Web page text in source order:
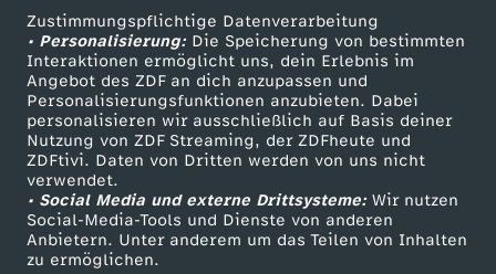
Zustimmungspflichtige Datenverarbeitung
• Personalisierung:Die Speicherung von bestimmten
Interaktionen ermöglicht uns, dein Erlebnis im
Angebot des ZDF an dich anzupassen und
Personalisierungsfunktionen anzubieten. Dabei
personalisieren wir ausschließlich auf Basis deiner
Nutzung von ZDF Streaming, der ZDFheute und
ZDFtivi. Daten von Dritten werden von uns nicht
verwendet.
• Social Media und externe Drittsysteme:Wir nutzen
Social-Media-Tools und Dienste von anderen
Anbietern. Unter anderem um das Teilen von Inhalten
zu ermöglichen.
a
n
d
r
a
Livestreams
Sendungen A-Z
TV-Programm
Zuschauerservice
Hilfe
ZDF Unternehmen
Karriere